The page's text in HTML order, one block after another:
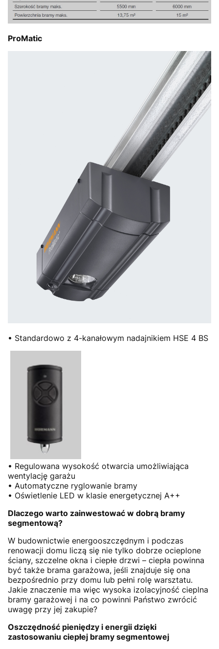
ProMatic
• Standardowo z 4-kanałowym nadajnikiem HSE 4 BS
• Regulowana wysokość otwarcia umożliwiająca
wentylację garażu
• Automatyczne ryglowanie bramy
• Oświetlenie LED w klasie energetycznej A++
Dlaczego warto zainwestować w dobrą bramy
segmentową?
W budownictwie energooszczędnym i podczas
renowacji domu liczą się nie tylko dobrze ocieplone
ściany, szczelne okna i ciepłe drzwi – ciepła powinna
być także brama garażowa, jeśli znajduje się ona
bezpośrednio przy domu lub pełni rolę warsztatu.
Jakie znaczenie ma więc wysoka izolacyjność cieplna
bramy garażowej i na co powinni Państwo zwrócić
uwagę przy jej zakupie?
Oszczędność pieniędzy i energii dzięki
zastosowaniu ciepłej bramy segmentowej